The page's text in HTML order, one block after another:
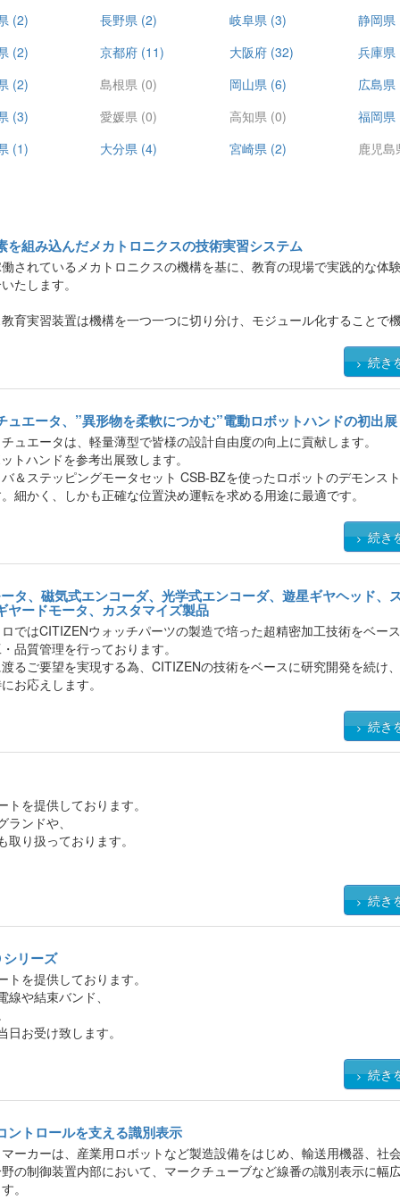
(2) 長野県 (2) 岐阜県 (3) 静岡県
(2) 京都府 (11) 大阪府 (32) 兵庫県
(2) 島根県 (0) 岡山県 (6) 広島県
(3) 愛媛県 (0) 高知県 (0) 福岡県
(1) 大分県 (4) 宮崎県 (2) 鹿児
を組み込んだメカトロニクスの技術実習システム
されているメカトロニクスの機構を基に、教育の現場で実践的な体
たします。
育実習装置は機構を一つ一つに切り分け、モジュール化することで
だ上でFA生産ラインを模擬的に卓上で作り上げ、PLCと繋ぎ合わせ
り頂いて実際に触れて体験していただける事を心よりお待ちしてお
続き
ュエータ、”異形物を柔軟につかむ”電動ロボットハンドの初出展
ュエータは、軽量薄型で皆様の設計自由度の向上に貢献します。
トハンドを参考出展致します。
＆ステッピングモータセット CSB-BZを使ったロボットのデモンス
細かく、しかも正確な位置決め運転を求める用途に最適です。
・開発現場で利用される各種センサーを同期記録可能なハイスピー
続き
タ、磁気式エンコーダ、光学式エンコーダ、遊星ギヤヘッド、
ヤードモータ、カスタマイズ製品
ではCITIZENウォッチパーツの製造で培った超精密加工技術をベー
品質管理を行っております。
るご要望を実現する為、CITIZENの技術をベースに研究開発を続け
お応えします。
続き
を提供しております。
ンドや、
り扱っております。
続き
リーズ
を提供しております。
や結束バンド、
お受け致します。
続き
ントロールを支える識別表示
ーカーは、産業用ロボットなど製造設備をはじめ、輸送用機器、社
の制御装置内部において、マークチューブなど線番の識別表示に幅
。